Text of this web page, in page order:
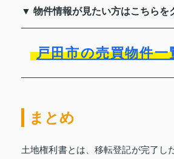
▼ 物件情報が見たい方はこちらを
戸田市の売買物件一
まとめ
土地権利書とは、移転登記が完了し